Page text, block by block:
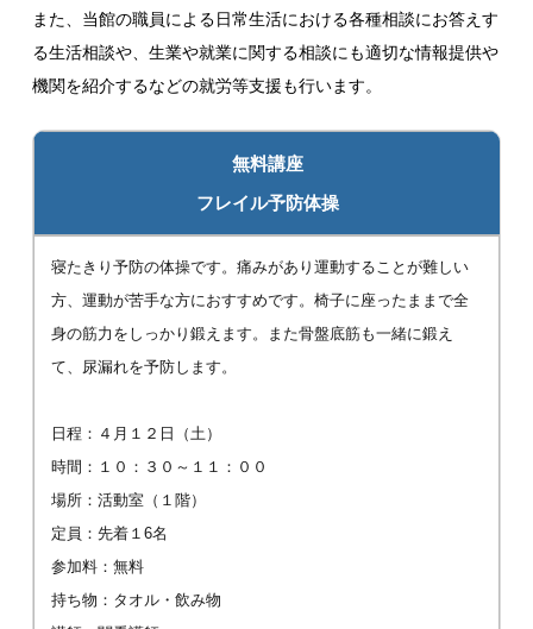
また、当館の職員による日常生活における各種相談にお答えす
る生活相談や、生業や就業に関する相談にも適切な情報提供や
機関を紹介するなどの就労等支援も行います。
無料講座
フレイル予防体操
寝たきり予防の体操です。痛みがあり運動することが難しい
方、運動が苦手な方におすすめです。椅子に座ったままで全
身の筋力をしっかり鍛えます。また骨盤底筋も一緒に鍛え
て、尿漏れを予防します。
日程：４月１２日（土）
時間：１０：３０～１１：００
場所：活動室（１階）
定員：先着１6名
参加料：無料
持ち物：タオル・飲み物